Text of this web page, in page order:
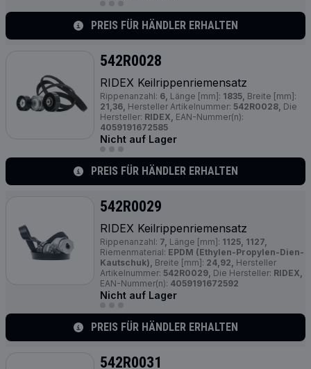
PREIS FÜR HÄNDLER ERHALTEN
542R0028
RIDEX Keilrippenriemensatz
Rippenanzahl: 6, Länge [mm]: 1835, Breite [mm]:
21,36, Hersteller Artikelnummer: 542R0028, Die
Hersteller: RIDEX, EAN-Nummer(n):
4059191672585
Nicht auf Lager
PREIS FÜR HÄNDLER ERHALTEN
542R0029
RIDEX Keilrippenriemensatz
Rippenanzahl: 7, Länge [mm]: 1125, 1127,
Riemenmaterial: EPDM (Ethylen-Propylen-Dien-
Kautschuk), Breite [mm]: 24,92, Hersteller
Artikelnummer: 542R0029, Die Hersteller: RIDEX,
EAN-Nummer(n): 4059191672592
Nicht auf Lager
PREIS FÜR HÄNDLER ERHALTEN
542R0031